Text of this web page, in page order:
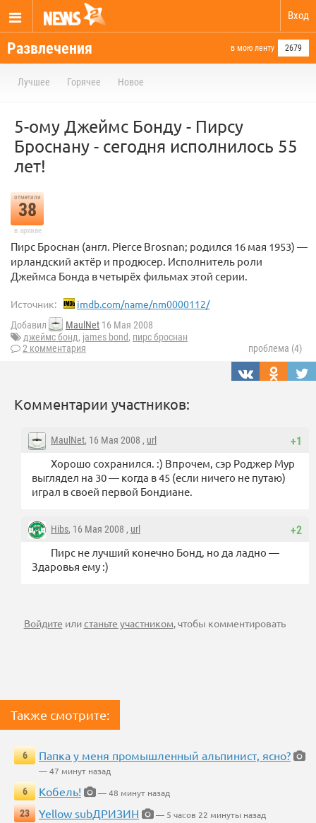
Вход
Развлечения в мою ленту 2679
Лучшее Горячее Новое
5-ому Джеймс Бонду - Пирсу
Броснану - сегодня исполнилось 55
лет!
отметили
38
в архиве
Пирс Броснан (англ. Pierce Brosnan; родился 16 мая 1953) —
ирландский актёр и продюсер. Исполнитель роли
Джеймса Бонда в четырёх фильмах этой серии.
Источник: imdb.com/name/nm0000112/
Добавил MaulNet 16 Мая 2008
джеймс бонд, james bond, пирс броснан
2 комментария
проблема (4)
Комментарии участников:
+1
MaulNet, 16 Мая 2008 , url
Хорошо сохранился. :) Впрочем, сэр Роджер Мур
выглядел на 30 — когда в 45 (если ничего не путаю)
играл в своей первой Бондиане.
+2
Hibs, 16 Мая 2008 , url
Пирс не лучший конечно Бонд, но да ладно —
Здаровья ему :)
Войдите илистаньте участником, чтобы комментировать
Также смотрите:
6 Папка у меня промышленный альпинист, ясно?
— 47 минут назад
6
Кобель!
— 48 минут назад
23
Yellow subДРИЗИН
— 5 часов 22 минуты назад